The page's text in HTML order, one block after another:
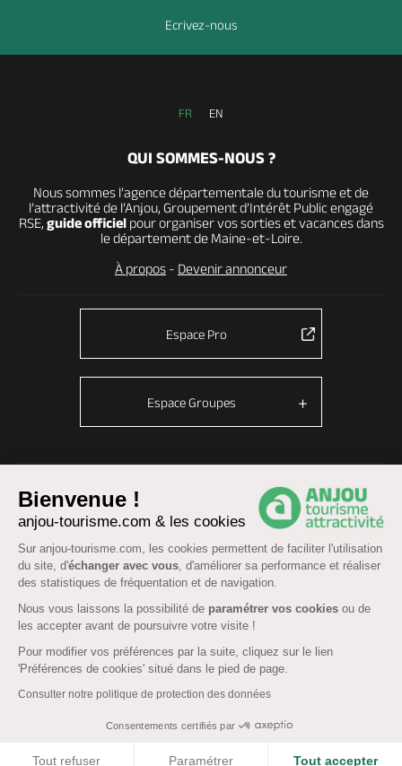
Bienvenue !
anjou-tourisme.com & les cookies
Sur anjou-tourisme.com, les cookies permettent de faciliter l'utilisation
du site, d'échanger avec vous, d'améliorer sa performance et réaliser
des statistiques de fréquentation et de navigation.
Nous vous laissons la possibilité de paramétrer vos cookies ou de
les accepter avant de poursuivre votre visite !
Pour modifier vos préférences par la suite, cliquez sur le lien
'Préférences de cookies' situé dans le pied de page.
Consulter notre politique de protection des données
Consentements certifiés par
Tout refuser Paramétrer Tout accepter
Ecrivez-nous
FR EN
QUI SOMMES-NOUS ?
Nous sommes l’agence départementale du tourisme et de
l’attractivité de l’Anjou, Groupement d’Intérêt Public engagé
RSE, guide officielpour organiser vos sorties et vacances dans
le département de Maine-et-Loire.
À propos - Devenir annonceur
Espace Pro
Espace Groupes
Données personnelles-Cookies